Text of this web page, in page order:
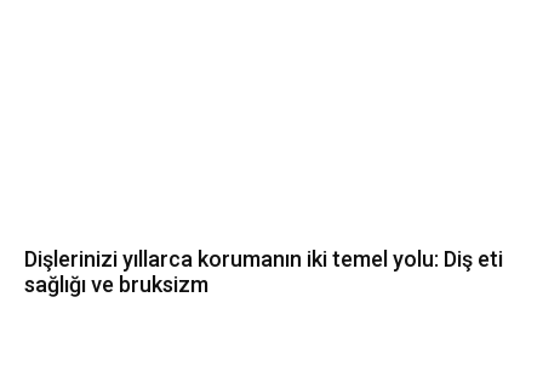
Dişlerinizi yıllarca korumanın iki temel yolu: Diş eti
sağlığı ve bruksizm